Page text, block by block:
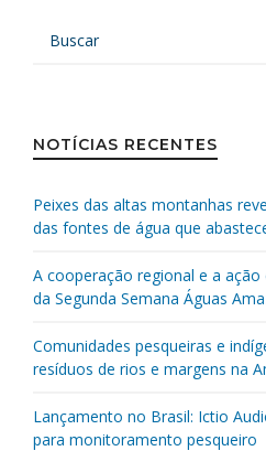
NOTÍCIAS RECENTES
Peixes das altas montanhas
das fontes de água que
A cooperação regional e a
da Segunda Semana Águas
Comunidades pesqueiras e
resíduos de rios e margens na
Lançamento no Brasil: Ictio
para monitoramento pesqueiro